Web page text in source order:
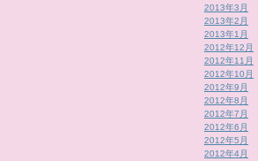
2013年3月
2013年2月
2013年1月
2012年12月
2012年11月
2012年10月
2012年9月
2012年8月
2012年7月
2012年6月
2012年5月
2012年4月